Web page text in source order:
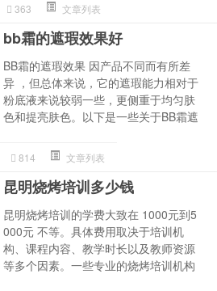
363 文章列表
bb霜的遮瑕效果好
BB霜的遮瑕效果 因产品不同而有所差
异 ，但总体来说，它的遮瑕能力相对于
粉底液来说较弱一些，更侧重于均匀肤
色和提亮肤色。以下是一些关于BB霜遮
814 文章列表
昆明烧烤培训多少钱
昆明烧烤培训的学费大致在 1000元到5
000元 不等。具体费用取决于培训机
构、课程内容、教学时长以及教师资源
等多个因素。一些专业的烧烤培训机构